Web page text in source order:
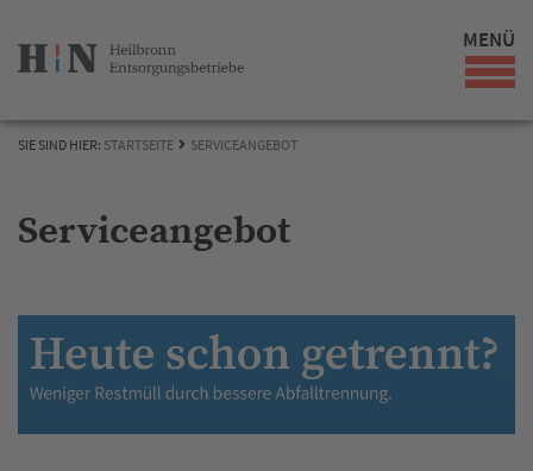
MENÜ
SIE SIND HIER: STARTSEITE SERVICEANGEBOT
Serviceangebot